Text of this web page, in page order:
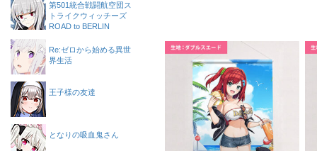
第501統合戦闘航空団ス
トライクウィッチーズ
ROAD to BERLIN
Re:ゼロから始める異世
界生活
王子様の友達
となりの吸血鬼さん